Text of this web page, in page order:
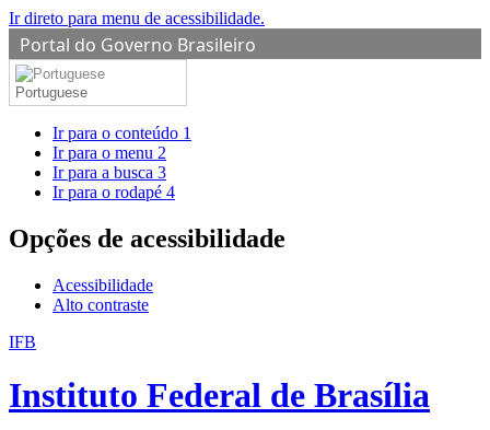
Ir direto para menu de acessibilidade.
Portal do Governo Brasileiro
Portuguese
Ir para o conteúdo 1
Ir para o menu 2
Ir para a busca 3
Ir para o rodapé 4
Opções de acessibilidade
Acessibilidade
Alto contraste
IFB
Instituto Federal de Brasília